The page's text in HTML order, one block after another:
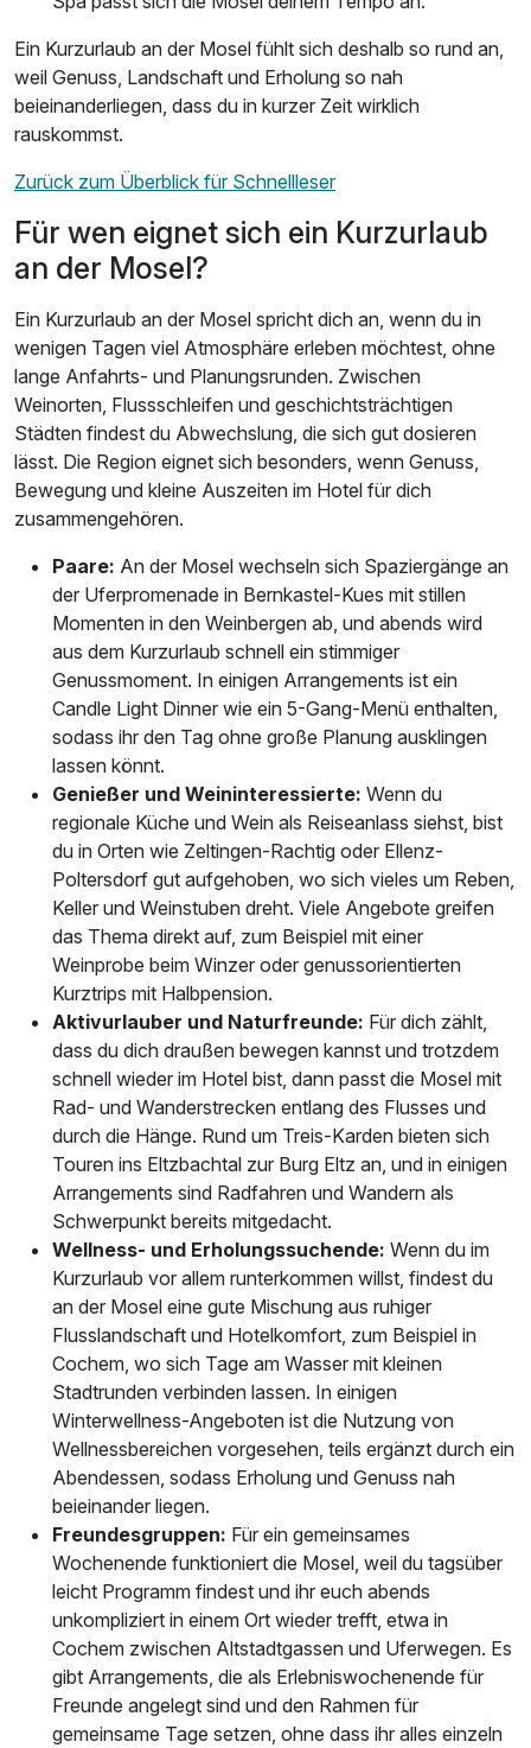
Ein Kurzurlaub an der Mosel fühlt sich deshalb so rund an,
weil Genuss, Landschaft und Erholung so nah
beieinanderliegen, dass du in kurzer Zeit wirklich
rauskommst.
Zurück zum Überblick für Schnellleser
Für wen eignet sich ein Kurzurlaub
an der Mosel?
Ein Kurzurlaub an der Mosel spricht dich an, wenn du in
wenigen Tagen viel Atmosphäre erleben möchtest, ohne
lange Anfahrts- und Planungsrunden. Zwischen
Weinorten, Flussschleifen und geschichtsträchtigen
Städten findest du Abwechslung, die sich gut dosieren
lässt. Die Region eignet sich besonders, wenn Genuss,
Bewegung und kleine Auszeiten im Hotel für dich
zusammengehören.
Paare: An der Mosel wechseln sich Spaziergänge an
der Uferpromenade in Bernkastel-Kues mit stillen
Momenten in den Weinbergen ab, und abends wird
aus dem Kurzurlaub schnell ein stimmiger
Genussmoment. In einigen Arrangements ist ein
Candle Light Dinner wie ein 5-Gang-Menü enthalten,
sodass ihr den Tag ohne große Planung ausklingen
lassen könnt.
Genießer und Weininteressierte: Wenn du
regionale Küche und Wein als Reiseanlass siehst, bist
du in Orten wie Zeltingen-Rachtig oder Ellenz-
Poltersdorf gut aufgehoben, wo sich vieles um Reben,
Keller und Weinstuben dreht. Viele Angebote greifen
das Thema direkt auf, zum Beispiel mit einer
Weinprobe beim Winzer oder genussorientierten
Kurztrips mit Halbpension.
Aktivurlauber und Naturfreunde: Für dich zählt,
dass du dich draußen bewegen kannst und trotzdem
schnell wieder im Hotel bist, dann passt die Mosel mit
Rad- und Wanderstrecken entlang des Flusses und
durch die Hänge. Rund um Treis-Karden bieten sich
Touren ins Eltzbachtal zur Burg Eltz an, und in einigen
Arrangements sind Radfahren und Wandern als
Schwerpunkt bereits mitgedacht.
Wellness- und Erholungssuchende: Wenn du im
Kurzurlaub vor allem runterkommen willst, findest du
an der Mosel eine gute Mischung aus ruhiger
Flusslandschaft und Hotelkomfort, zum Beispiel in
Cochem, wo sich Tage am Wasser mit kleinen
Stadtrunden verbinden lassen. In einigen
Winterwellness-Angeboten ist die Nutzung von
Wellnessbereichen vorgesehen, teils ergänzt durch ein
Abendessen, sodass Erholung und Genuss nah
beieinander liegen.
Freundesgruppen: Für ein gemeinsames
Wochenende funktioniert die Mosel, weil du tagsüber
leicht Programm findest und ihr euch abends
unkompliziert in einem Ort wieder trefft, etwa in
Cochem zwischen Altstadtgassen und Uferwegen. Es
gibt Arrangements, die als Erlebniswochenende für
Freunde angelegt sind und den Rahmen für
gemeinsame Tage setzen, ohne dass ihr alles einzeln